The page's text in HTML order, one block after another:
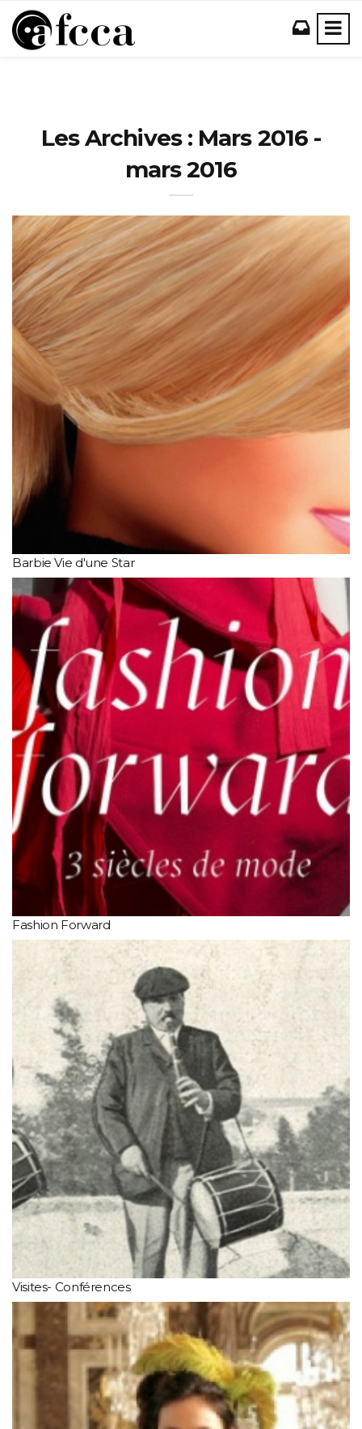
Les Archives : Mars 2016 -
mars 2016
Barbie Vie d'une Star
Fashion Forward
Visites- Conférences